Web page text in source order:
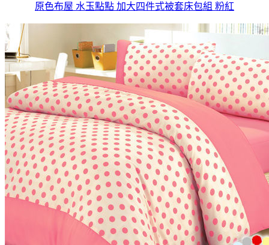
原色布屋 水玉點點 加大四件式被套床包組 粉紅